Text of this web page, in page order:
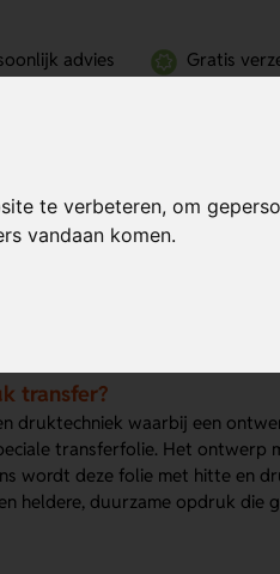
te verbeteren, om
vandaan komen.
advies Gratis
transfer?
druktechniek waarbij een
transferfolie. Het ontwerp
wordt deze folie met hitte en
heldere, duurzame opdruk die